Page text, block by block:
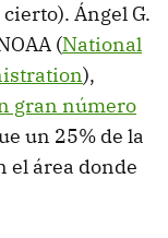
cierto). Ángel G.
(National
),
gran número
un 25% de la
el área donde